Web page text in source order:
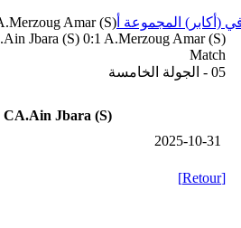
(أكابر) المجموعة أ Amar (S)
Jbara (S) 0:1 A.Merzoug Amar (S)
Match
05 - الجولة الخامسة
CA.Ain Jbara (S)
2025-10-31
[Retour]